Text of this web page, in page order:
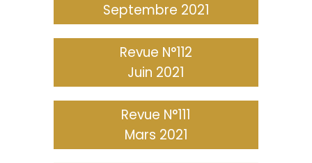
Septembre 2021
Revue N°112
Juin 2021
Revue N°111
Mars 2021